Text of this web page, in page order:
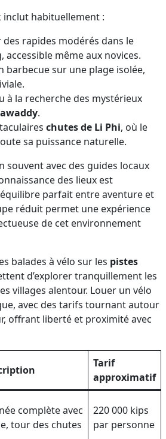
inclut habituellement :
des rapides modérés dans le
accessible même aux novices.
barbecue sur une plage isolée,
à la recherche des mystérieux
.
chutes de Li Phi, où le
sa puissance naturelle.
souvent avec des guides locaux
des lieux est
parfait entre aventure et
réduit permet une expérience
de cet environnement
balades à vélo sur les pistes
d’explorer tranquillement les
villages alentour. Louer un vélo
avec des tarifs tournant autour
offrant liberté et proximité avec
Tarif
approximatif
complète avec
tour des chutes
220 000 kips
par personne